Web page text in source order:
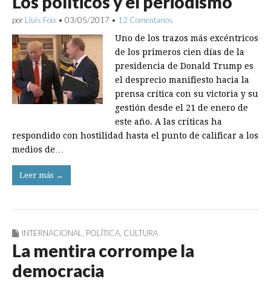
por Lluís Foix • 03/05/2017 • 12 Comentarios
Uno de los trazos más excén­tricos
de los primeros cien días de la
presidencia de Donald Trump es
el desprecio manifiesto hacia la
prensa crítica con su victoria y su
gestión desde el 21 de enero de
este año. A las críticas ha
respondido con hostilidad hasta el punto de calificar a los
medios de…
Leer más →
INTERNACIONAL POLÍTICA CULTURA
La mentira corrompe la
democracia